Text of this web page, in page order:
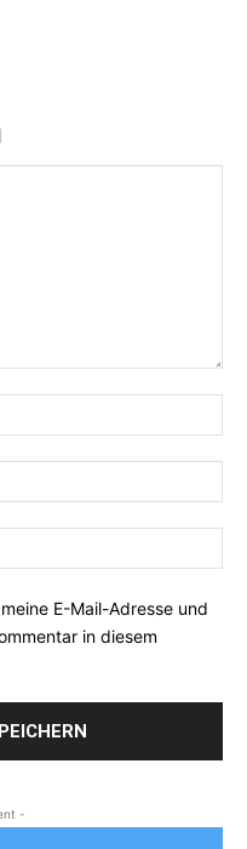
E-Mail-Adresse und
in diesem
-